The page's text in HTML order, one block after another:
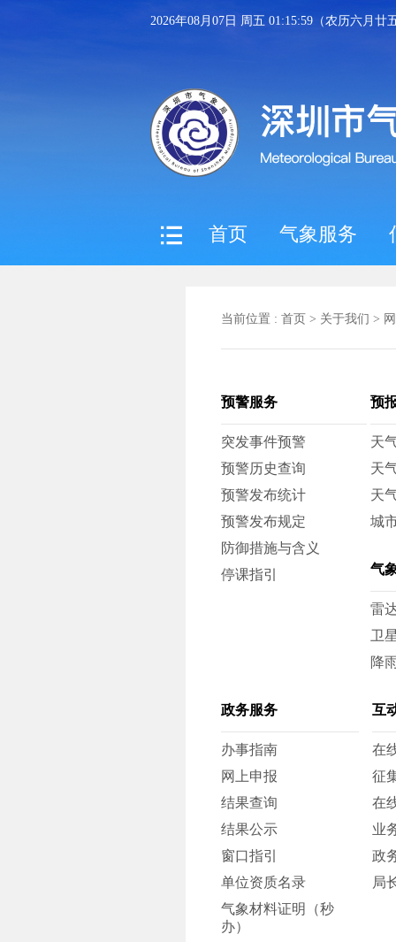
2026年08月07日 周五 01:16:00（农历六月廿
首页 气象服务
当前位置 : 首页 > 关于我们 >
预警服务
突发事件预警
预警历史查询
预警发布统计
预警发布规定
防御措施与含义
停课指引
预
天
天
天
城
气
雷
卫
降
政务服务
办事指南
网上申报
结果查询
结果公示
窗口指引
单位资质名录
气象材料证明（秒
办）
互
在
征
在
业
政
局